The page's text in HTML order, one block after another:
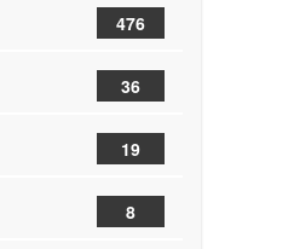
476
36
19
8